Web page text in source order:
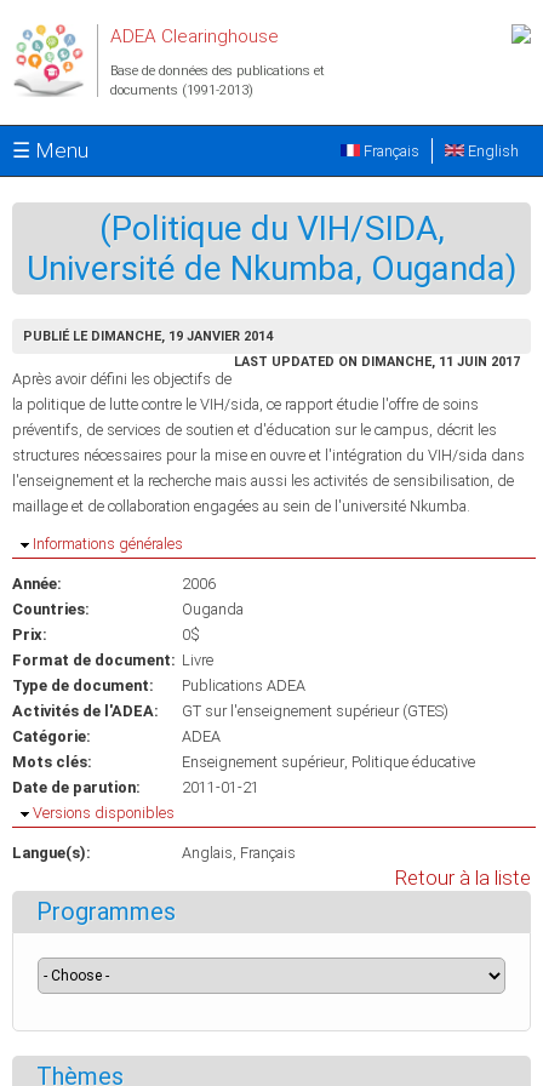
ADEA Clearinghouse
Base de données des publications et
documents (1991-2013)
☰ Menu English
Français
(Politique du VIH/SIDA,
Université de Nkumba, Ouganda)
PUBLIÉ LE DIMANCHE, 19 JANVIER 2014
LAST UPDATED ON DIMANCHE, 11 JUIN 2017
Après avoir défini les objectifs de
la politique de lutte contre le VIH/sida, ce rapport étudie l'offre de soins
préventifs, de services de soutien et d'éducation sur le campus, décrit les
structures nécessaires pour la mise en ouvre et l'intégration du VIH/sida dans
l'enseignement et la recherche mais aussi les activités de sensibilisation, de
maillage et de collaboration engagées au sein de l'université Nkumba.
Masquer
Informations générales
Année:
2006
Countries:
Ouganda
Prix:
0$
Format de document: Livre
Type de document:
Publications ADEA
Activités de l'ADEA:
GT sur l'enseignement supérieur (GTES)
Catégorie:
ADEA
Mots clés:
Enseignement supérieur Politique éducative
Date de parution:
2011-01-21
Masquer
Versions disponibles
Langue(s): Anglais Français
Retour à la liste
Programmes
Thèmes